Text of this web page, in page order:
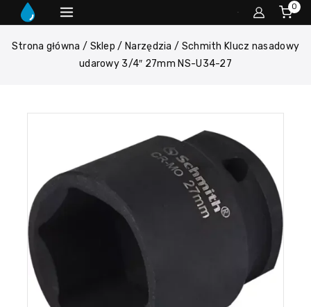
0
Strona główna / Sklep / Narzędzia / Schmith Klucz nasadowy
udarowy 3/4″ 27mm NS-U34-27